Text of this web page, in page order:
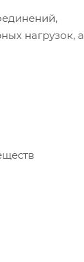
нагрузок, а